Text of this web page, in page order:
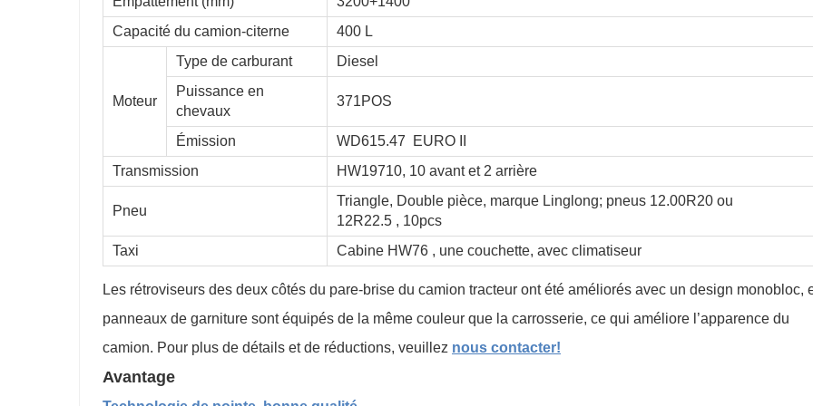
Capacité du camion-citerne
400 L
Moteur
Type de carburant
Diesel
Puissance en
chevaux
371POS
Émission
WD615.47 EURO II
Transmission
HW19710, 10 avant et 2 arrière
Pneu
Triangle, Double pièce, marque Linglong; pneus 12.00R20 ou
12R22.5 , 10pcs
Taxi
Cabine HW76 , une couchette, avec climatiseur
Les rétroviseurs des deux côtés du pare-brise du camion tracteur ont été améliorés avec un design monobloc,
panneaux de garniture sont équipés de la même couleur que la carrosserie, ce qui améliore l’apparence du
camion. Pour plus de détails et de réductions, veuillez nous contacter!
Avantage